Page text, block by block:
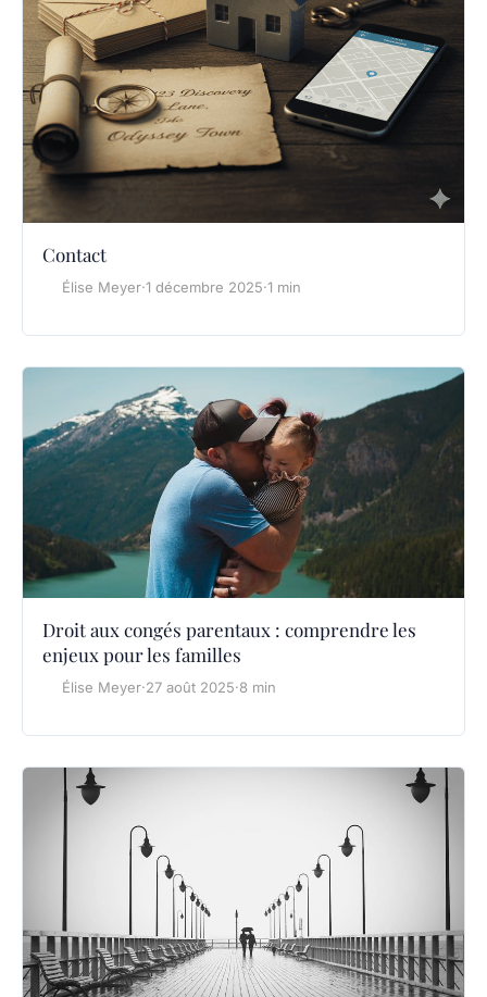
Contact
Élise Meyer·1 décembre 2025·1 min
Droit aux congés parentaux : comprendre les
enjeux pour les familles
Élise Meyer·27 août 2025·8 min